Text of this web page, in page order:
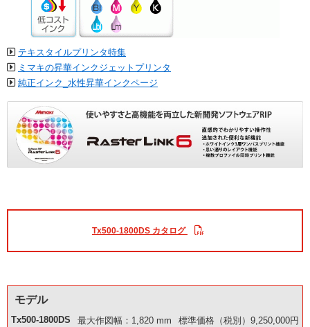
テキスタイルプリンタ特集
ミマキの昇華インクジェットプリンタ
純正インク_水性昇華インクページ
Tx500-1800DS カタログ
モデル
Tx500-1800DS 最大作図幅：1,820 mm
標準価格（税別）9,250,000円